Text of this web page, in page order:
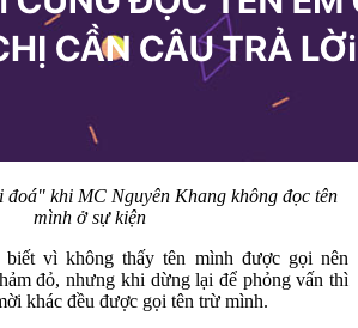
khi MC Nguyên Khang không đọc tên
mình ở sự kiện
biết vì không thấy tên mình được gọi nên
đỏ, nhưng khi dừng lại để phỏng vấn thì
khác đều được gọi tên trừ mình.